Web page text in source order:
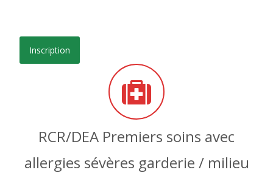
Inscription
RCR/DEA Premiers soins avec
allergies sévères garderie / milieu